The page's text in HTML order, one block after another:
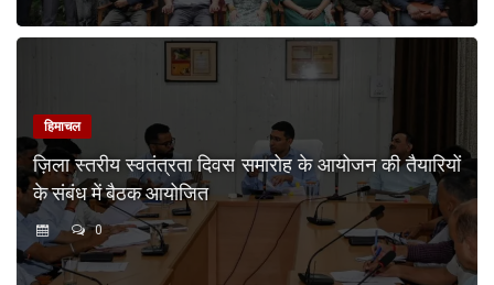
हिमाचल
ज़िला स्तरीय स्वतंत्रता दिवस समारोह के आयोजन की तैयारियों
के संबंध में बैठक आयोजित
0